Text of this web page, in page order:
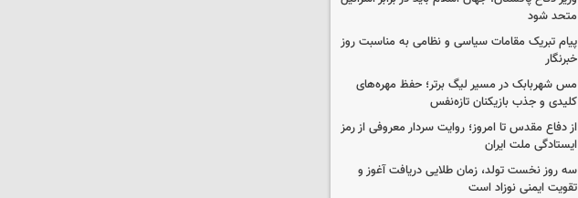
متحد شود
پیام تبریک مقامات سیاسی و نظامی به مناسبت روز
خبرنگار
مس شهربابک در مسیر لیگ برتر؛ حفظ مهره‌های
کلیدی و جذب بازیکنان تازه‌نفس
از دفاع مقدس تا امروز؛ روایت سردار معروفی از رمز
ایستادگی ملت ایران
سه روز نخست تولد، زمان طلایی دریافت آغوز و
تقویت ایمنی نوزاد است